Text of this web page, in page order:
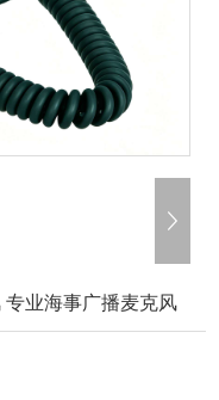
业海事广播麦克风